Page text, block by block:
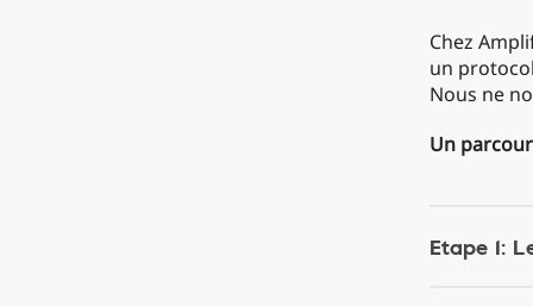
Chez
un
Nous ne
Un
Etape 1: